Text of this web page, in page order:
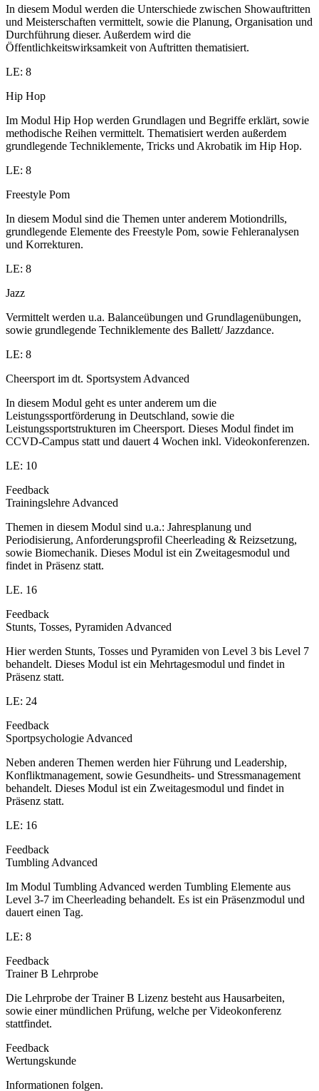
In diesem Modul werden die Unterschiede zwischen Showauftritten
und Meisterschaften vermittelt, sowie die Planung, Organisation und
Durchführung dieser. Außerdem wird die
Öffentlichkeitswirksamkeit von Auftritten thematisiert.
LE: 8
Hip Hop
Im Modul Hip Hop werden Grundlagen und Begriffe erklärt, sowie
methodische Reihen vermittelt. Thematisiert werden außerdem
grundlegende Techniklemente, Tricks und Akrobatik im Hip Hop.
LE: 8
Freestyle Pom
In diesem Modul sind die Themen unter anderem Motiondrills,
grundlegende Elemente des Freestyle Pom, sowie Fehleranalysen
und Korrekturen.
LE: 8
Jazz
Vermittelt werden u.a. Balanceübungen und Grundlagenübungen,
sowie grundlegende Techniklemente des Ballett/ Jazzdance.
LE: 8
Cheersport im dt. Sportsystem Advanced
In diesem Modul geht es unter anderem um die
Leistungssportförderung in Deutschland, sowie die
Leistungssportstrukturen im Cheersport. Dieses Modul findet im
CCVD-Campus statt und dauert 4 Wochen inkl. Videokonferenzen.
LE: 10
Feedback
Trainingslehre Advanced
Themen in diesem Modul sind u.a.: Jahresplanung und
Periodisierung, Anforderungsprofil Cheerleading & Reizsetzung,
sowie Biomechanik. Dieses Modul ist ein Zweitagesmodul und
findet in Präsenz statt.
LE. 16
Feedback
Stunts, Tosses, Pyramiden Advanced
Hier werden Stunts, Tosses und Pyramiden von Level 3 bis Level 7
behandelt. Dieses Modul ist ein Mehrtagesmodul und findet in
Präsenz statt.
LE: 24
Feedback
Sportpsychologie Advanced
Neben anderen Themen werden hier Führung und Leadership,
Konfliktmanagement, sowie Gesundheits- und Stressmanagement
behandelt. Dieses Modul ist ein Zweitagesmodul und findet in
Präsenz statt.
LE: 16
Feedback
Tumbling Advanced
Im Modul Tumbling Advanced werden Tumbling Elemente aus
Level 3-7 im Cheerleading behandelt. Es ist ein Präsenzmodul und
dauert einen Tag.
LE: 8
Feedback
Trainer B Lehrprobe
Die Lehrprobe der Trainer B Lizenz besteht aus Hausarbeiten,
sowie einer mündlichen Prüfung, welche per Videokonferenz
stattfindet.
Feedback
Wertungskunde
Informationen folgen.